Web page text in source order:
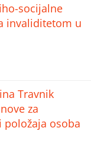
socijalne
invaliditetom u
Travnik
za
položaja osoba